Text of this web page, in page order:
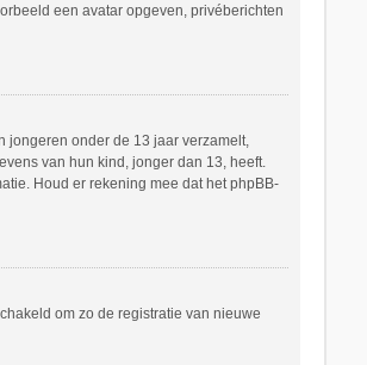
een avatar opgeven, privéberichten
jongeren onder de 13 jaar verzamelt,
van hun kind, jonger dan 13, heeft.
Houd er rekening mee dat het phpBB-
om zo de registratie van nieuwe